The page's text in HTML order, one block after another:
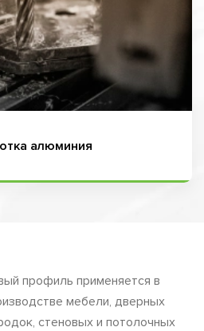
алюминия
профиль применяется в
мебели, дверных
стеновых и потолочных